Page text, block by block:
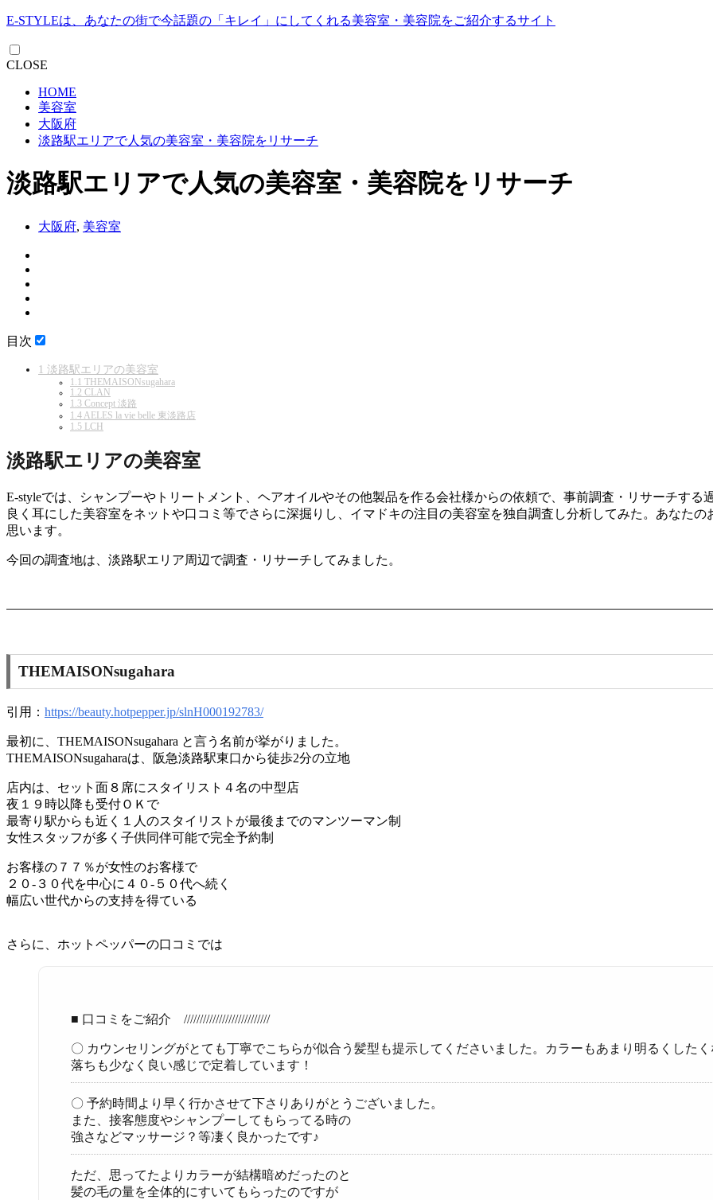
E-STYLEは、あなたの街で今話題の「キレイ」にしてくれる美容室・美容院をご紹介するサイト
CLOSE
HOME
美容室
大阪府
淡路駅エリアで人気の美容室・美容院をリサーチ
淡路駅エリアで人気の美容室・美容院をリサーチ
大阪府, 美容室
目次
1 淡路駅エリアの美容室
1.1 THEMAISONsugahara
1.2 CLAN
1.3 Concept 淡路
1.4 AELES la vie belle 東淡路店
1.5 LCH
淡路駅エリアの美容室
E-styleでは、シャンプーやトリートメント、ヘアオイルやその他製品を作る会社様からの依頼で、事前調査・リサーチす
良く耳にした美容室をネットや口コミ等でさらに深掘りし、イマドキの注目の美容室を独自調査し分析してみた。あなた
思います。
今回の調査地は、淡路駅エリア周辺で調査・リサーチしてみました。
THEMAISONsugahara
引用： https://beauty.hotpepper.jp/slnH000192783/
最初に、THEMAISONsugahara と言う名前が挙がりました。
THEMAISONsugaharaは、阪急淡路駅東口から徒歩2分の立地
店内は、セット面８席にスタイリスト４名の中型店
夜１９時以降も受付ＯＫで
最寄り駅からも近く１人のスタイリストが最後までのマンツーマン制
女性スタッフが多く子供同伴可能で完全予約制
お客様の７７％が女性のお客様で
２０-３０代を中心に４０-５０代へ続く
幅広い世代からの支持を得ている
さらに、ホットペッパーの口コミでは
■ 口コミをご紹介 ///////////////////////////
〇 カウンセリングがとても丁寧でこちらが似合う髪型も提示してくださいました。カラーもあまり明るくした
落ちも少なく良い感じで定着しています！
〇 予約時間より早く行かさせて下さりありがとうございました。
また、接客態度やシャンプーしてもらってる時の
強さなどマッサージ？等凄く良かったです♪
ただ、思ってたよりカラーが結構暗めだったのと
髪の毛の量を全体的にすいてもらったのですが